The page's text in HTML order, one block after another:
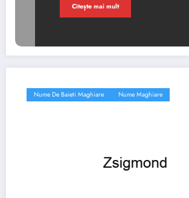
Citește mai mult
Nume De Baieti Maghiare Nume Maghiare